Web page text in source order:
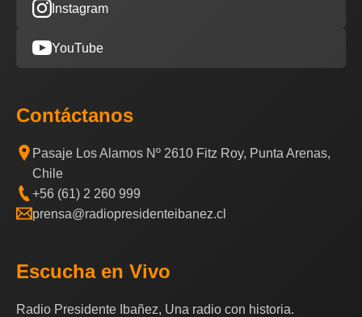
Instagram
YouTube
Contáctanos
Pasaje Los Alamos Nº 2610 Fitz Roy, Punta Arenas,
Chile
+56 (61) 2 260 999
prensa@radiopresidenteibanez.cl
Escucha en Vivo
Radio Presidente Ibañez, Una radio con historia.